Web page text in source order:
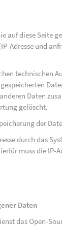
auf diese Seite
Adresse und
technischen
Daten
gelöscht.
der
durch das
muss die IP-
Daten
das Open-